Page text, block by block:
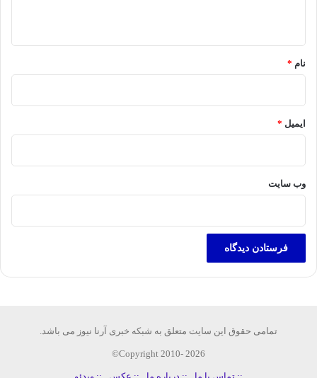
نام *
ایمیل *
وب‌ سایت
تمامی حقوق این سایت متعلق به شبکه خبری آرنا نیوز می باشد.
Copyright 2010- 2026©